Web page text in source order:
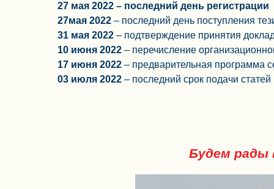
27 мая 2022 – последний день регистрации
27мая 2022 – последний день поступления
31 мая 2022 – подтверждение принятия
10 июня 2022 – перечисление
17 июня 2022 – предварительная программа
03 июля 2022 – последний срок подачи
Будем рады